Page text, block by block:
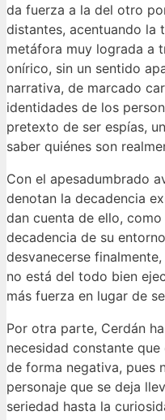
da fuerza a la del otro
distantes, acentuando la
metáfora muy lograda a
onírico, sin un sentido
narrativa, de marcado
identidades de los
pretexto de ser espías,
saber quiénes son
Con el apesadumbrado
denotan la decadencia
dan cuenta de ello,
decadencia de su
desvanecerse
no está del todo bien
más fuerza en lugar de
Por otra parte, Cerdán
necesidad constante
de forma negativa, pues
personaje que se deja
seriedad hasta la